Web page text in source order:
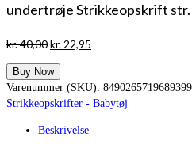
undertrøje Strikkeopskrift
kr.40,00Den
pris
var:
kr. 40,00.
kr. 22,95
er:
kr. 22,95.
Buy Now
Varenummer (SKU):
Strikkeopskrifter - Babytøj
Beskrivelse